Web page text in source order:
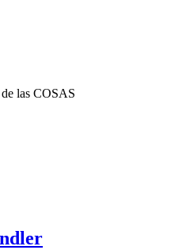
las COSAS